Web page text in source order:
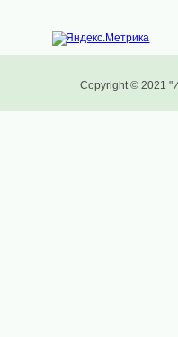
Copyright © 2021